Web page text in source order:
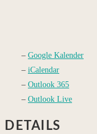
Google Kalender
iCalendar
Outlook 365
Outlook Live
DETAILS